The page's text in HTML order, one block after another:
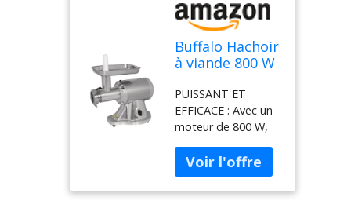
Buffalo Hachoir
à viande 800 W
qualité
professionnel,
acier
inoxydable,
puissance : 250
kg/h, hachoir à
viande robuste,
PUISSANT ET
EFFICACE : Avec un
moteur de 800 W,
peut traiter jusqu'à
250 kg de viande
par heure, ce qui le